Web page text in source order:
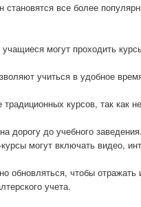
становятся все более
могут проходить
учиться в удобное
курсов, так как
дорогу до учебного
могут включать видео,
обновляться, чтобы отражать
учета.